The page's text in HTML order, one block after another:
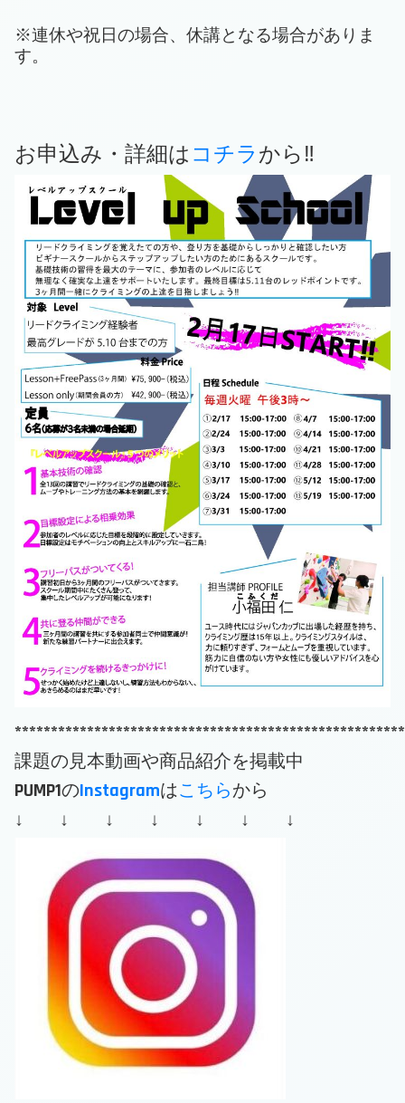
※連休や祝日の場合、休講となる場合がありま
す。
お申込み・詳細は コチラから‼
課題の見本動画や商品紹介を掲載中
PUMP1のInstagramはこちらから
↓ ↓ ↓ ↓ ↓ ↓ ↓